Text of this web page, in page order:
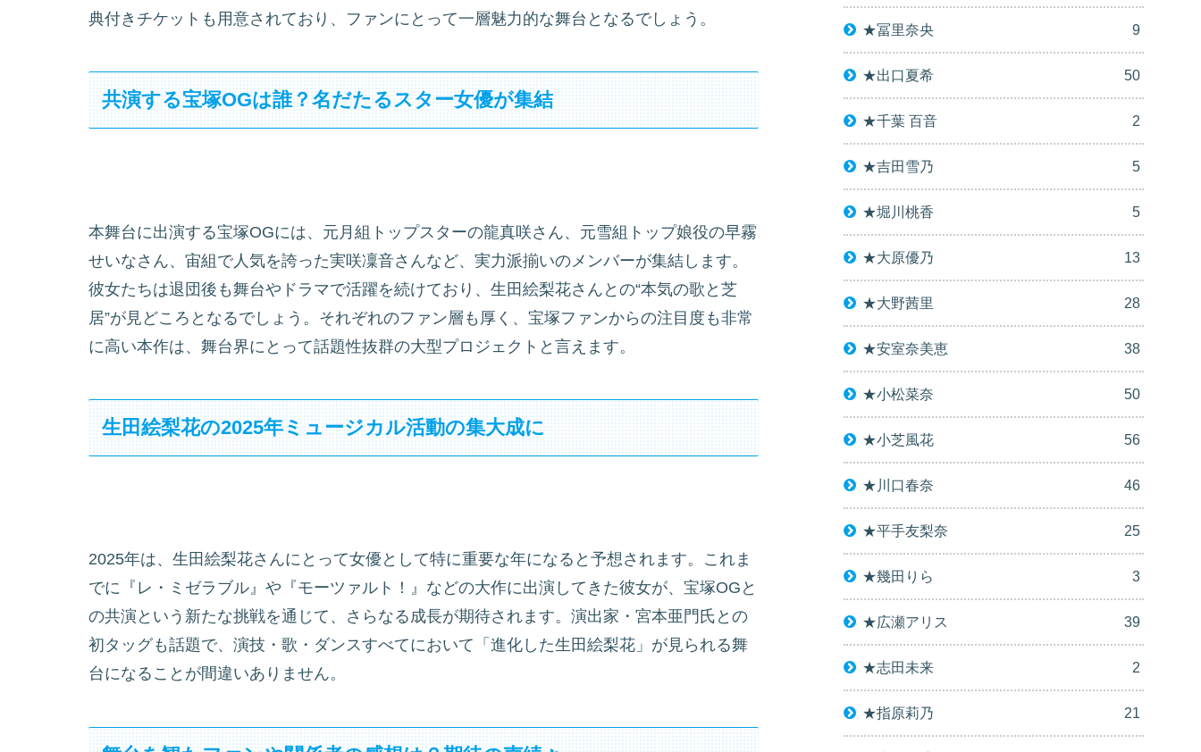
典付きチケットも用意されており、ファンにとって一層魅力的な舞台となるでしょう。
共演する宝塚OGは誰？名だたるスター女優が集結
本舞台に出演する宝塚OGには、元月組トップスターの龍真咲さん、元雪組トップ娘役の早霧
せいなさん、宙組で人気を誇った実咲凜音さんなど、実力派揃いのメンバーが集結します。
彼女たちは退団後も舞台やドラマで活躍を続けており、生田絵梨花さんとの“本気の歌と芝
居”が見どころとなるでしょう。それぞれのファン層も厚く、宝塚ファンからの注目度も非常
に高い本作は、舞台界にとって話題性抜群の大型プロジェクトと言えます。
生田絵梨花の2025年ミュージカル活動の集大成に
2025年は、生田絵梨花さんにとって女優として特に重要な年になると予想されます。これま
でに『レ・ミゼラブル』や『モーツァルト！』などの大作に出演してきた彼女が、宝塚OGと
の共演という新たな挑戦を通じて、さらなる成長が期待されます。演出家・宮本亜門氏との
初タッグも話題で、演技・歌・ダンスすべてにおいて「進化した生田絵梨花」が見られる舞
台になることが間違いありません。
★冨里奈央 9
★出口夏希 50
★千葉 百音 2
★吉田雪乃 5
★堀川桃香 5
★大原優乃 13
★大野茜里 28
★安室奈美恵 38
★小松菜奈 50
★小芝風花 56
★川口春奈 46
★平手友梨奈 25
★幾田りら 3
★広瀬アリス 39
★志田未来 2
★指原莉乃 21